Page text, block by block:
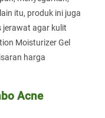
itu, produk ini juga
jerawat agar kulit
Moisturizer Gel
harga
Acne